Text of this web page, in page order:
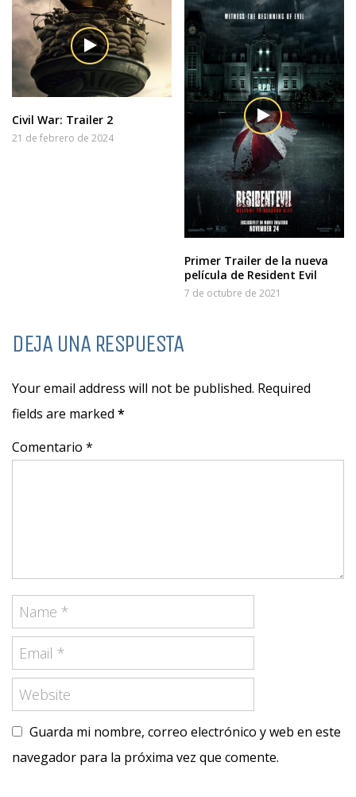
Civil War: Trailer 2
21 de febrero de 2024
Primer Trailer de la nueva
película de Resident Evil
7 de octubre de 2021
DEJA UNA RESPUESTA
Your email address will not be published. Required
fields are marked *
Comentario *
Guarda mi nombre, correo electrónico y web en este
navegador para la próxima vez que comente.